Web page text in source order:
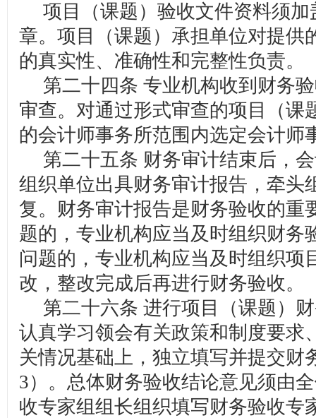
项目（课题）验收文件资料须加
章。项目（课题）承担单位对提供
的真实性、准确性和完整性负责。
第二十四条 专业机构收到财务
审查。对通过形式审查的项目（课
的会计师事务所范围内选定会计师
第二十五条 财务审计结束后，
组织单位出具财务审计报告，牵头
复。财务审计报告是财务验收的重
题的，专业机构应当及时组织财务
问题的，专业机构应当及时组织项
改，整改完成后再进行财务验收。
第二十六条 进行项目（课题）
认真学习领会有关政策和制度要求
关情况基础上，独立填写并提交财
3）。总体财务验收结论意见须由
收专家组组长组织填写财务验收专